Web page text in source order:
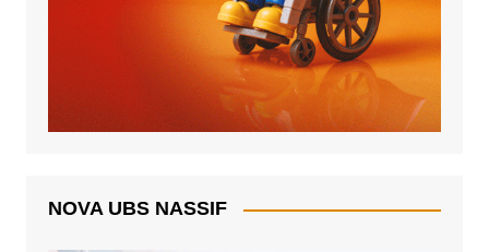
NOVA UBS NASSIF